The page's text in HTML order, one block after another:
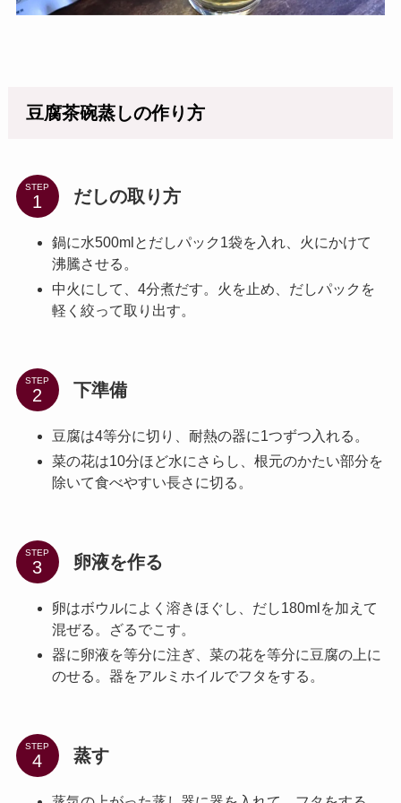
豆腐茶碗蒸しの作り方
STEP だしの取り方
鍋に水500mlとだしパック1袋を入れ、火にかけて
沸騰させる。
中火にして、4分煮だす。火を止め、だしパックを
軽く絞って取り出す。
STEP 下準備
豆腐は4等分に切り、耐熱の器に1つずつ入れる。
菜の花は10分ほど水にさらし、根元のかたい部分を
除いて食べやすい長さに切る。
STEP 卵液を作る
卵はボウルによく溶きほぐし、だし180mlを加えて
混ぜる。ざるでこす。
器に卵液を等分に注ぎ、菜の花を等分に豆腐の上に
のせる。器をアルミホイルでフタをする。
STEP 蒸す